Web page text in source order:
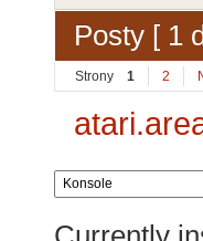
Posty [ 1
Strony 1 2